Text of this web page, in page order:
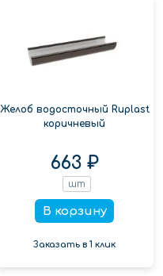
Желоб водосточный Ruplast
коричневый
663 ₽
шт
В корзину
Заказать в 1 клик